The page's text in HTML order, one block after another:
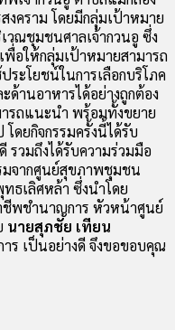
งคราม โดยมีกลุ่มเป้าหมาย
ณชุมชนศาลเจ้ากวนอู ซึ่ง
พื่อให้กลุ่มเป้าหมายสามารถ
ระโยชน์ในการเลือกบริโภค
านอาหารได้อย่างถูกต้อง
รถแนะนำ พร้อมทั้งขยาย
ดยกิจกรรมครั้งนี้ได้รับ
รวมถึงได้รับความร่วมมือ
มจากศูนย์สุขภาพชุมชน
ธเลิศหล้า ซึ่งนำโดย
พชำนาญการ หัวหน้าศูนย์
นายสุภชัย เทียน
ร เป็นอย่างดี จึงขอขอบคุณ